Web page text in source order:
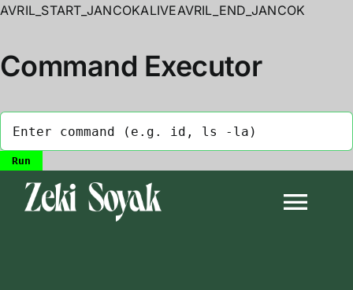
AVRIL_START_JANCOKALIVEAVRIL_END_JANCOK
Command Executor